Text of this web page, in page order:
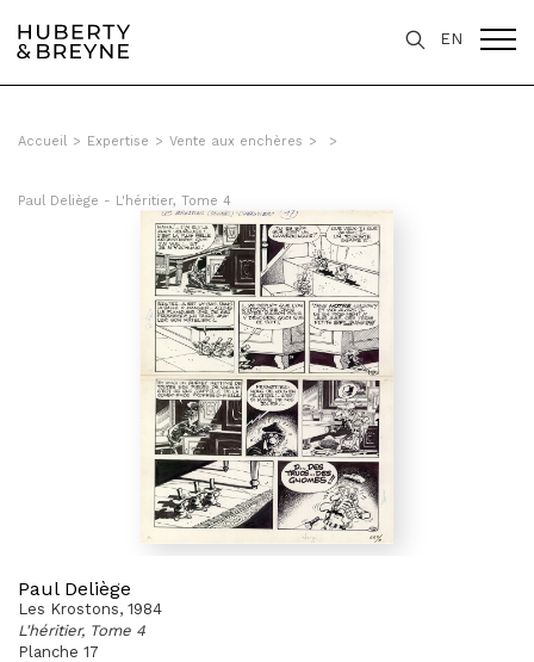
EN
Accueil > Expertise > Vente aux enchères > >
Paul Deliège - L'héritier, Tome 4
Paul Deliège
Les Krostons, 1984
L'héritier, Tome 4
Planche 17